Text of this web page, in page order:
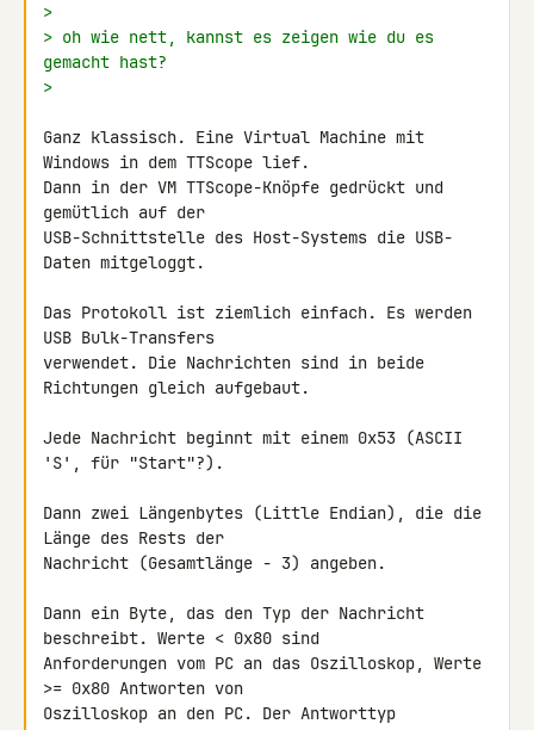
>
> oh wie nett, kannst es zeigen wie du es
gemacht hast?
>
Ganz klassisch. Eine Virtual Machine mit
Windows in dem TTScope lief.
Dann in der VM TTScope-Knöpfe gedrückt und
gemütlich auf der
USB-Schnittstelle des Host-Systems die USB-
Daten mitgeloggt.
Das Protokoll ist ziemlich einfach. Es werden
USB Bulk-Transfers
verwendet. Die Nachrichten sind in beide
Richtungen gleich aufgebaut.
Jede Nachricht beginnt mit einem 0x53 (ASCII
'S', für "Start"?).
Dann zwei Längenbytes (Little Endian), die die
Länge des Rests der
Nachricht (Gesamtlänge - 3) angeben.
Dann ein Byte, das den Typ der Nachricht
beschreibt. Werte < 0x80 sind
Anforderungen vom PC an das Oszilloskop, Werte
>= 0x80 Antworten von
Oszilloskop an den PC. Der Antworttyp